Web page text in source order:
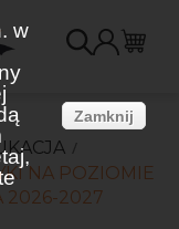
w
Zamknij
NA POZIOMIE
2026-2027